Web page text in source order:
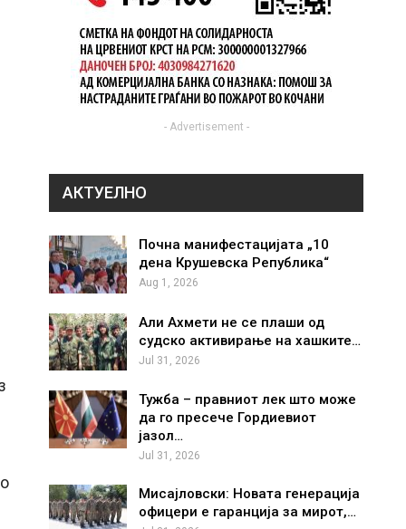
- Advertisement -
АКТУЕЛНО
Почна манифестацијата „10
дена Крушевска Република“
Aug 1, 2026
Али Ахмети не се плаши од
судско активирање на хашките…
Jul 31, 2026
Тужба – правниот лек што може
да го пресече Гордиевиот
јазол…
Jul 31, 2026
Мисајловски: Новата генерација
офицери е гаранција за мирот,…